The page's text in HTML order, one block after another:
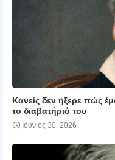
Κανείς δεν ήξερε πώς
το διαβατήριό του
Ιούνιος 30, 2026